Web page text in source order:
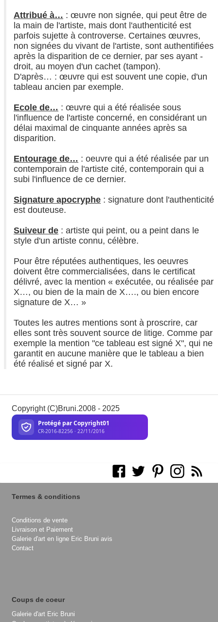
Attribué à… : œuvre non signée, qui peut être de
la main de l'artiste, mais dont l'authenticité est
parfois sujette à controverse. Certaines œuvres,
non signées du vivant de l'artiste, sont authentifiées
après la disparition de ce dernier, par ses ayant -
droit, au moyen d'un cachet (tampon).
D'après… : œuvre qui est souvent une copie, d'un
tableau ancien par exemple.
Ecole de… : œuvre qui a été réalisée sous
l'influence de l'artiste concerné, en considérant un
délai maximal de cinquante années après sa
disparition.
Entourage de… : oeuvre qui a été réalisée par un
contemporain de l'artiste cité, contemporain qui a
subi l'influence de ce dernier.
Signature apocryphe : signature dont l'authenticité
est douteuse.
Suiveur de : artiste qui peint, ou a peint dans le
style d'un artiste connu, célèbre.
Pour être réputées authentiques, les oeuvres
doivent être commercialisées, dans le certificat
délivré, avec la mention « exécutée, ou réalisée par
X…, ou bien de la main de X…., ou bien encore
signature de X… »
Toutes les autres mentions sont à proscrire, car
elles sont très souvent source de litige. Comme par
exemple la mention "ce tableau est signé X", qui ne
garantit en aucune manière que le tableau a bien
été réalisé et signé par X.
Copyright (C)Bruni.2008 - 2025
Termes & conditions
Conditions de vente
Livraison et Paiement
Galerie d'art en ligne Eric Bruni avis
Contact
Coups de coeur
Galerie d'art Eric Bruni